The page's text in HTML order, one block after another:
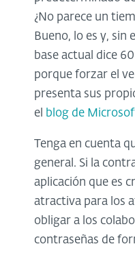
¿No parece un
Bueno, lo es y, sin
base actual dice
porque forzar el
presenta sus
el blog de
Tenga en cuenta
general. Si la
aplicación que es
atractiva para los
obligar a los
contraseñas de